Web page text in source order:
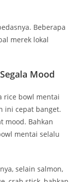
Beberapa
merek lokal
Mood
rice bowl mentai
ini cepat banget.
mood. Bahkan
mentai selalu
selain salmon,